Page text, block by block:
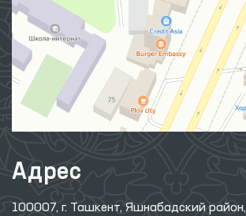
Адрес
100007, г. Ташкент, Яшнабадский